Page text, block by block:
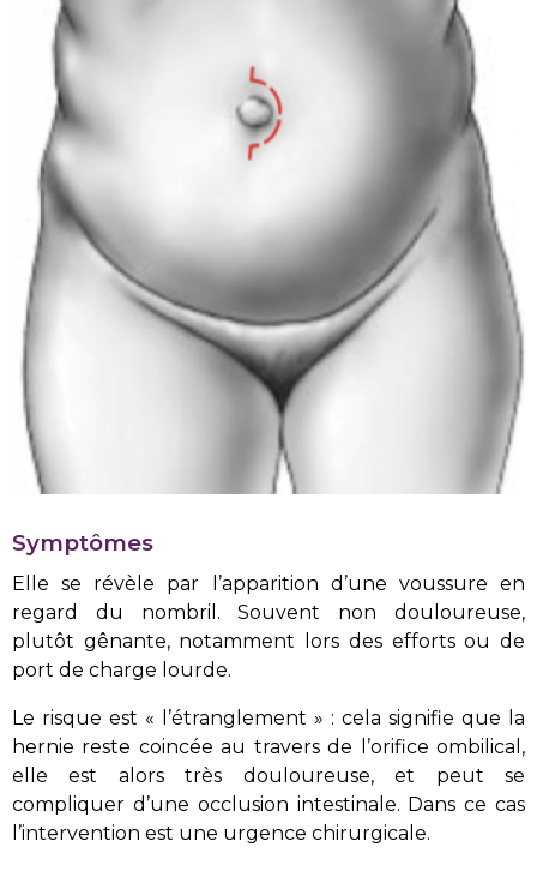
Symptômes
Elle se révèle par l’apparition d’une voussure en
regard du nombril. Souvent non douloureuse,
plutôt gênante, notamment lors des efforts ou de
port de charge lourde.
Le risque est « l’étranglement » : cela signifie que la
hernie reste coincée au travers de l’orifice ombilical,
elle est alors très douloureuse, et peut se
compliquer d’une occlusion intestinale. Dans ce cas
l’intervention est une urgence chirurgicale.